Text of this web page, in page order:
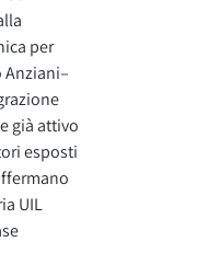
per
Anziani–
già attivo
esposti
UIL